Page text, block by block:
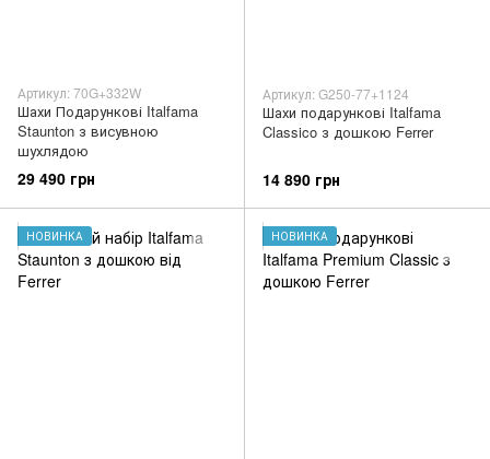
Артикул: 70G+332W
Шахи Подарункові Italfama
Staunton з висувною
шухлядою
29 490 грн
Артикул: G250-77+1124
Шахи подарункові Italfama
Classico з дошкою Ferrer
14 890 грн
НОВИНКА НОВИНКА